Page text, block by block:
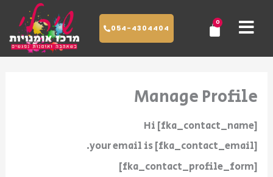
לתוכן
0
עגלת
קניות
054-4304404
Manage Profile
Hi [fka_contact_name]
your email is [fka_contact_email].
[fka_contact_profile_form]